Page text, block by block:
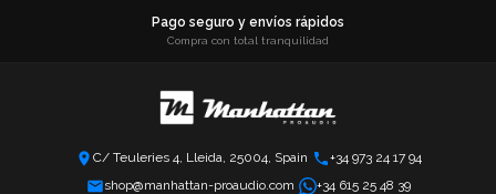
Pago seguro y envíos rápidos
Compra con total tranquilidad
C/ Teuleries 4, Lleida, 25004, Spain
+34 973 24 17 94
shop@manhattan-proaudio.com
+34 615 25 48 39